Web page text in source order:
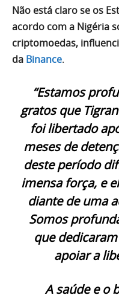
Não está claro se os
acordo com a Nigéria
criptomoedas,
da Binance.
“Estamos
gratos que
foi libertado
meses de
deste período
imensa força, e
diante de uma
Somos
que
apoiar a
A saúde e o